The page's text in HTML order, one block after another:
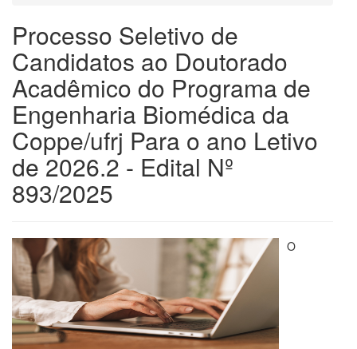
Processo Seletivo de
Candidatos ao Doutorado
Acadêmico do Programa de
Engenharia Biomédica da
Coppe/ufrj Para o ano Letivo
de 2026.2 - Edital Nº
893/2025
O